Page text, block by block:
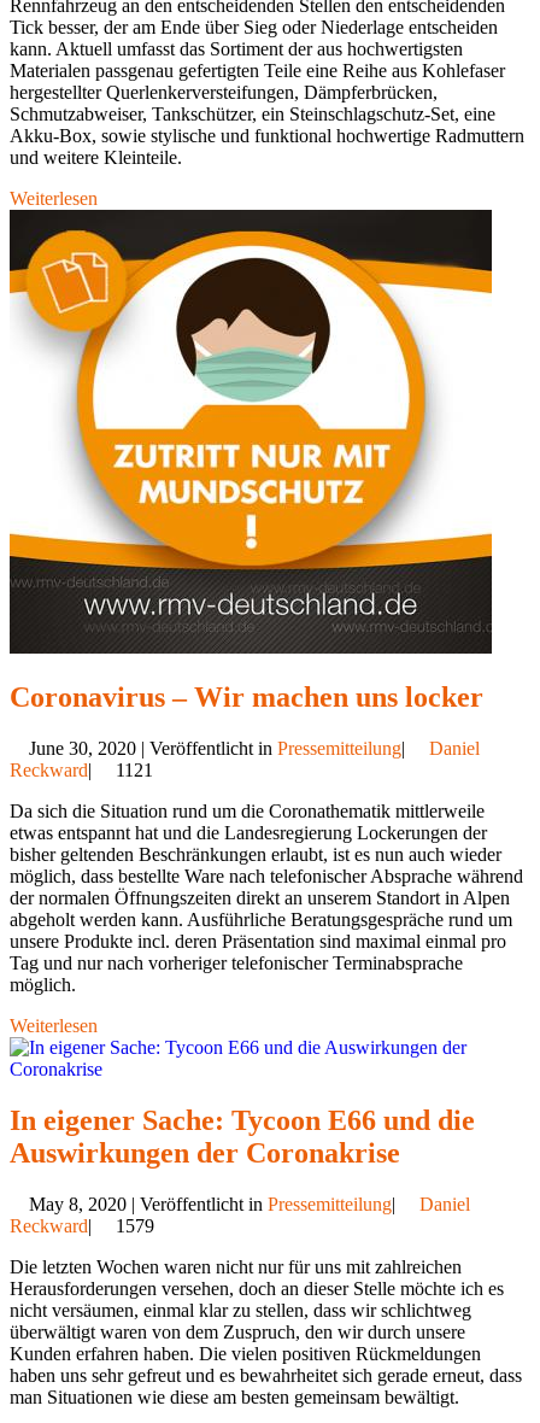
Rennfahrzeug an den entscheidenden Stellen den entscheidenden
Tick besser, der am Ende über Sieg oder Niederlage entscheiden
kann. Aktuell umfasst das Sortiment der aus hochwertigsten
Materialen passgenau gefertigten Teile eine Reihe aus Kohlefaser
hergestellter Querlenkerversteifungen, Dämpferbrücken,
Schmutzabweiser, Tankschützer, ein Steinschlagschutz-Set, eine
Akku-Box, sowie stylische und funktional hochwertige Radmuttern
und weitere Kleinteile.
Weiterlesen
Coronavirus – Wir machen uns locker
June 30, 2020 | Veröffentlicht in Pressemitteilung|
Daniel
Reckward|
1121
Da sich die Situation rund um die Coronathematik mittlerweile
etwas entspannt hat und die Landesregierung Lockerungen der
bisher geltenden Beschränkungen erlaubt, ist es nun auch wieder
möglich, dass bestellte Ware nach telefonischer Absprache während
der normalen Öffnungszeiten direkt an unserem Standort in Alpen
abgeholt werden kann. Ausführliche Beratungsgespräche rund um
unsere Produkte incl. deren Präsentation sind maximal einmal pro
Tag und nur nach vorheriger telefonischer Terminabsprache
möglich.
Weiterlesen
In eigener Sache: Tycoon E66 und die
Auswirkungen der Coronakrise
May 8, 2020 | Veröffentlicht in Pressemitteilung|
Daniel
Reckward|
1579
Die letzten Wochen waren nicht nur für uns mit zahlreichen
Herausforderungen versehen, doch an dieser Stelle möchte ich es
nicht versäumen, einmal klar zu stellen, dass wir schlichtweg
überwältigt waren von dem Zuspruch, den wir durch unsere
Kunden erfahren haben. Die vielen positiven Rückmeldungen
haben uns sehr gefreut und es bewahrheitet sich gerade erneut, dass
man Situationen wie diese am besten gemeinsam bewältigt.